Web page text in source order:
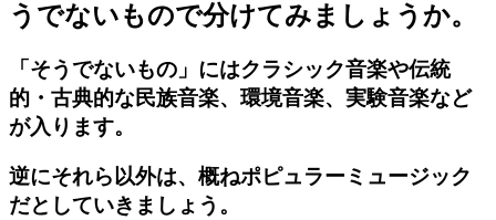
うでないもので分けてみましょうか。
「そうでないもの」にはクラシック音楽や伝統
的・古典的な民族音楽、環境音楽、実験音楽など
が入ります。
逆にそれら以外は、概ねポピュラーミュージック
だとしていきましょう。